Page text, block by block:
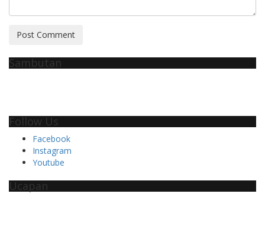
Post Comment
Sambutan
Follow Us
Facebook
Instagram
Youtube
Ucapan